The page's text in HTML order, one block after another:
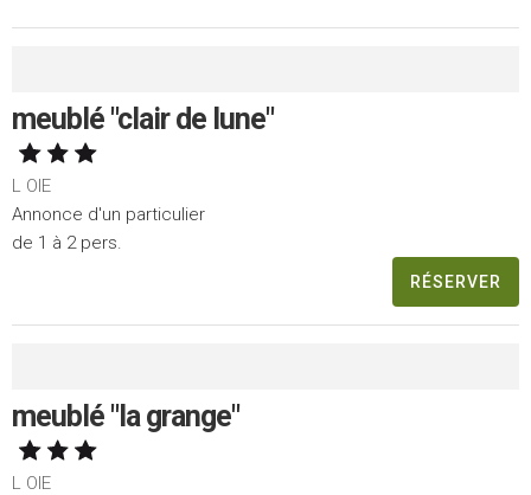
meublé "clair de lune"
L OIE
Annonce d'un particulier
de 1 à 2 pers.
RÉSERVER
meublé "la grange"
L OIE